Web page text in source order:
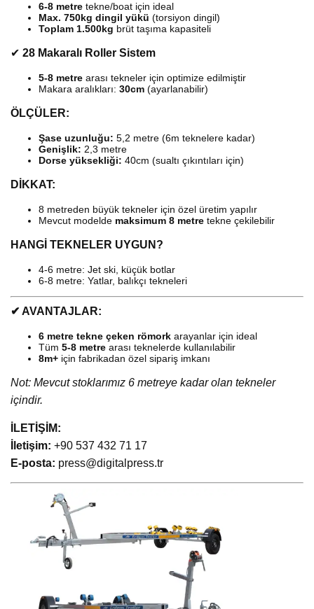
6-8 metre tekne/boat için ideal
Max. 750kg dingil yükü (torsiyon dingil)
Toplam 1.500kg brüt taşıma kapasiteli
✔ 28 Makaralı Roller Sistem
5-8 metre arası tekneler için optimize edilmiştir
Makara aralıkları: 30cm (ayarlanabilir)
ÖLÇÜLER:
Şase uzunluğu: 5,2 metre (6m teknelere kadar)
Genişlik: 2,3 metre
Dorse yüksekliği: 40cm (sualtı çıkıntıları için)
DİKKAT:
8 metreden büyük tekneler için özel üretim yapılır
Mevcut modelde maksimum 8 metre tekne çekilebilir
HANGİ TEKNELER UYGUN?
4-6 metre: Jet ski, küçük botlar
6-8 metre: Yatlar, balıkçı tekneleri
✔ AVANTAJLAR:
6 metre tekne çeken römork arayanlar için ideal
Tüm 5-8 metre arası teknelerde kullanılabilir
8m+ için fabrikadan özel sipariş imkanı
Not: Mevcut stoklarımız 6 metreye kadar olan tekneler
içindir.
İLETİŞİM:
İletişim: +90 537 432 71 17
E-posta: press@digitalpress.tr